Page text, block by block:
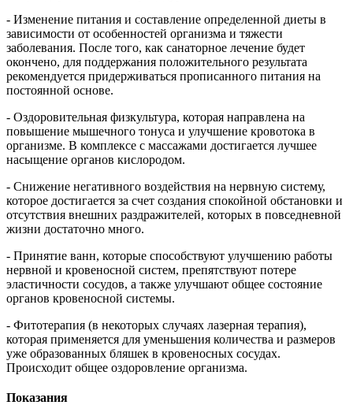
- Изменение питания и составление определенной диеты в
зависимости от особенностей организма и тяжести
заболевания. После того, как санаторное лечение будет
окончено, для поддержания положительного результата
рекомендуется придерживаться прописанного питания на
постоянной основе.
- Оздоровительная физкультура, которая направлена на
повышение мышечного тонуса и улучшение кровотока в
организме. В комплексе с массажами достигается лучшее
насыщение органов кислородом.
- Снижение негативного воздействия на нервную систему,
которое достигается за счет создания спокойной обстановки и
отсутствия внешних раздражителей, которых в повседневной
жизни достаточно много.
- Принятие ванн, которые способствуют улучшению работы
нервной и кровеносной систем, препятствуют потере
эластичности сосудов, а также улучшают общее состояние
органов кровеносной системы.
- Фитотерапия (в некоторых случаях лазерная терапия),
которая применяется для уменьшения количества и размеров
уже образованных бляшек в кровеносных сосудах.
Происходит общее оздоровление организма.
Показания